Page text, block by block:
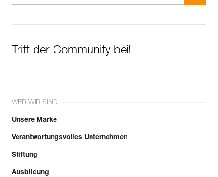
Tritt der Community bei!
WER WIR SIND
Unsere Marke
Verantwortungsvolles Unternehmen
Stiftung
Ausbildung